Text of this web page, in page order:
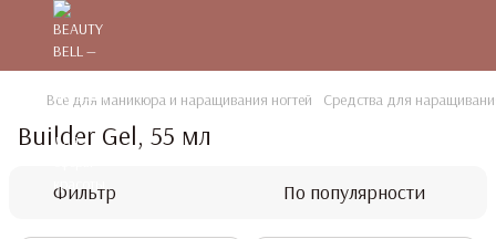
Все для маникюра и наращивания ногтей Средства для
Builder Gel, 55 мл
Фильтр По популярности